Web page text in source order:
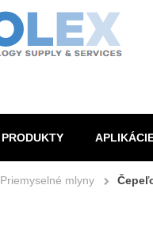
PRODUKTY
Priemyselné mlyny